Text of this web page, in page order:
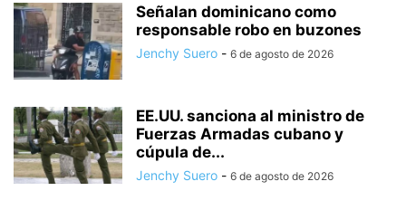
Señalan dominicano como
responsable robo en buzones
Jenchy Suero - 6 de agosto de 2026
EE.UU. sanciona al ministro de
Fuerzas Armadas cubano y
cúpula de...
Jenchy Suero - 6 de agosto de 2026